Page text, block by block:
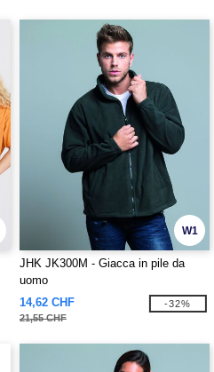
W1
JHK JK300M - Giacca in pile da
uomo
14,62 CHF
21,55 CHF
-32%